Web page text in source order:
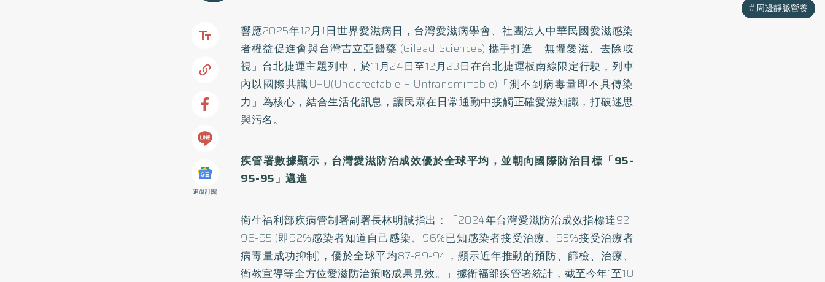
追蹤訂閱
響應2025年12月1日世界愛滋病日，台灣愛滋病學會、社團法人中華民國愛滋感染
者權益促進會與台灣吉立亞醫藥 (Gilead Sciences) 攜手打造「無懼愛滋、去除歧
視」台北捷運主題列車，於11月24日至12月23日在台北捷運板南線限定行駛，列車
內以國際共識U=U(Undetectable = Untransmittable)「測不到病毒量即不具傳染
力」為核心，結合生活化訊息，讓民眾在日常通勤中接觸正確愛滋知識，打破迷思
與污名。
疾管署數據顯示，台灣愛滋防治成效優於全球平均，並朝向國際防治目標「95-
95-95」 邁進
衛生福利部疾病管制署副署長林明誠指出：「2024年台灣愛滋防治成效指標達92-
96-95 (即92%感染者知道自己感染、96%已知感染者接受治療、95%接受治療者
病毒量成功抑制)，優於全球平均87-89-94，顯示近年推動的預防、篩檢、治療、
衛教宣導等全方位愛滋防治策略成果見效。」據衛福部疾管署統計，截至今年1至10
周邊靜脈營養
周邊靜脈營養